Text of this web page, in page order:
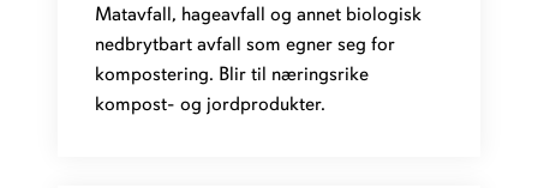
Matavfall, hageavfall og annet biologisk
nedbrytbart avfall som egner seg for
kompostering. Blir til næringsrike
kompost- og jordprodukter.